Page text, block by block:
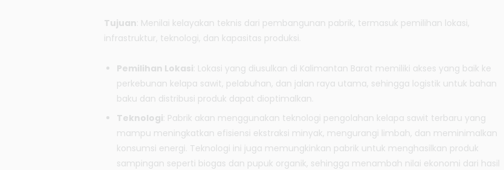
Tujuan: Menilai kelayakan teknis dari pembangunan pabrik, termasuk pemilihan lokasi,
infrastruktur, teknologi, dan kapasitas produksi.
Pemilihan Lokasi: Lokasi yang diusulkan di Kalimantan Barat memiliki akses yang baik ke
perkebunan kelapa sawit, pelabuhan, dan jalan raya utama, sehingga logistik untuk bahan
baku dan distribusi produk dapat dioptimalkan.
Teknologi: Pabrik akan menggunakan teknologi pengolahan kelapa sawit terbaru yang
mampu meningkatkan efisiensi ekstraksi minyak, mengurangi limbah, dan meminimalkan
konsumsi energi. Teknologi ini juga memungkinkan pabrik untuk menghasilkan produk
sampingan seperti biogas dan pupuk organik, sehingga menambah nilai ekonomi dari hasil